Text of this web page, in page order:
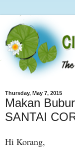
Thursday, May 7, 2015
Makan
SANTAI
Hi Korang,